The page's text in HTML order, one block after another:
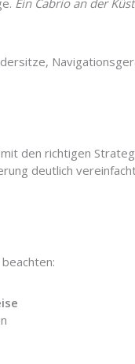
Ein Cabrio an der
den richtigen
deutlich